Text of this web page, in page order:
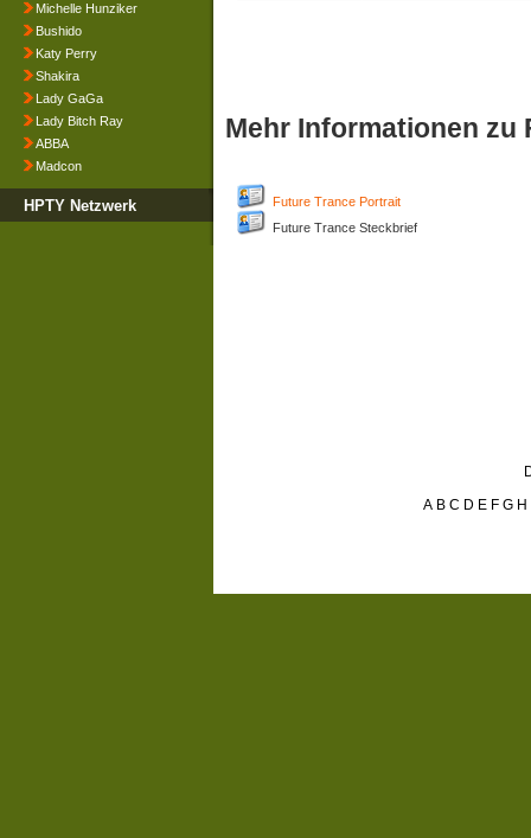
Michelle Hunziker
Bushido
Katy Perry
Shakira
Lady GaGa
Lady Bitch Ray
ABBA
Madcon
HPTY Netzwerk
Mehr Informationen zu
Future Trance Portrait
Future Trance Steckbrief
A B C D E F G H